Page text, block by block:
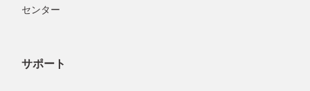
センター
サポート